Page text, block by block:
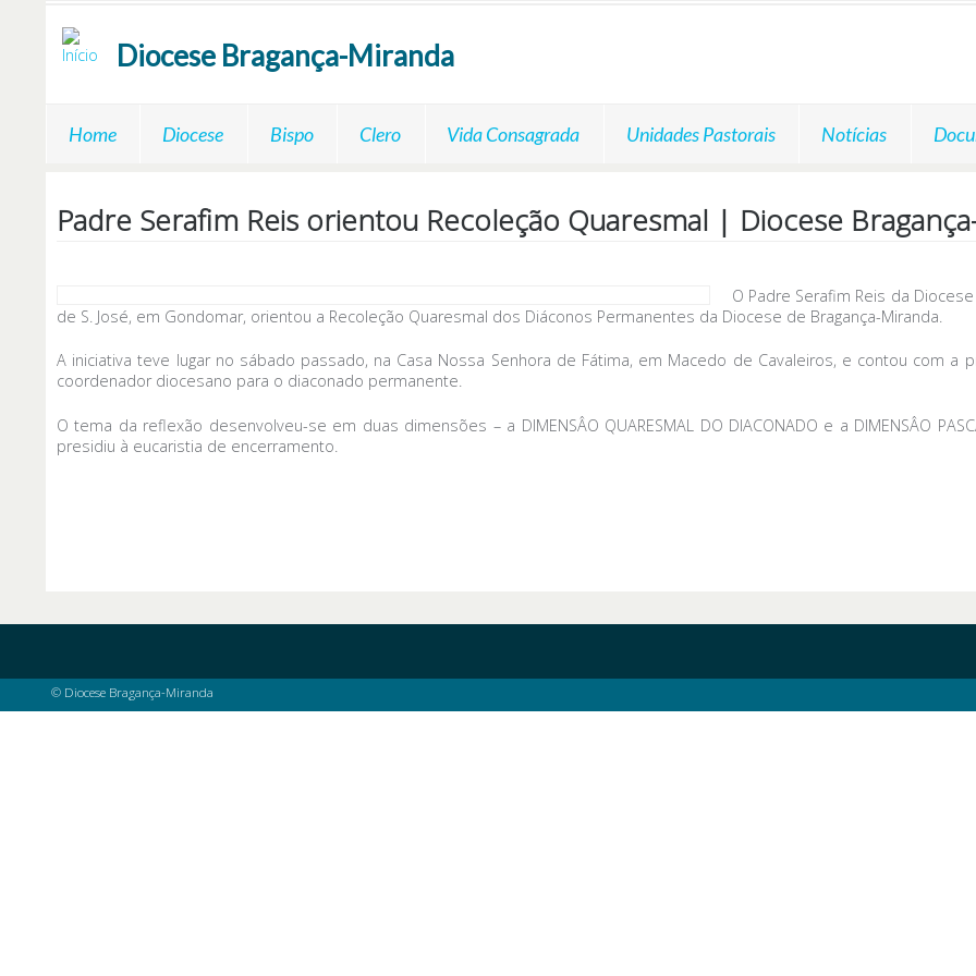
Diocese Bragança-Miranda
Home Diocese Bispo Clero Vida Consagrada Unidades Pastorais Notícias
Padre Serafim Reis orientou Recoleção Quaresmal | Diocese
O Padre Serafim Reis da
de S. José, em Gondomar, orientou a Recoleção Quaresmal dos Diáconos Permanentes da Diocese de Bragança-Miranda.
A iniciativa teve lugar no sábado passado, na Casa Nossa Senhora de Fátima, em Macedo de Cavaleiros, e contou com a
coordenador diocesano para o diaconado permanente.
O tema da reflexão desenvolveu-se em duas dimensões – a DIMENSÂO QUARESMAL DO DIACONADO e a DIMENSÂO
presidiu à eucaristia de encerramento.
© Diocese Bragança-Miranda